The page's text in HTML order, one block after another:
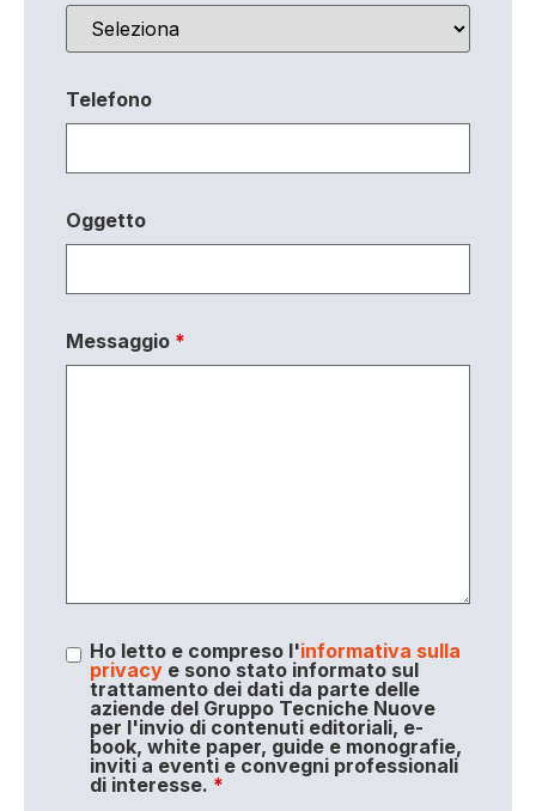
Telefono
Oggetto
Messaggio *
Ho letto e compreso l'informativa sulla
privacye sono stato informato sul
trattamento dei dati da parte delle
aziende del Gruppo Tecniche Nuove
per l'invio di contenuti editoriali, e-
book, white paper, guide e monografie,
inviti a eventi e convegni professionali
di interesse. *